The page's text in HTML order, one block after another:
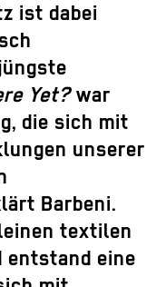
ist dabei
Yet?war
die sich mit
unserer
Barbeni.
textilen
entstand eine